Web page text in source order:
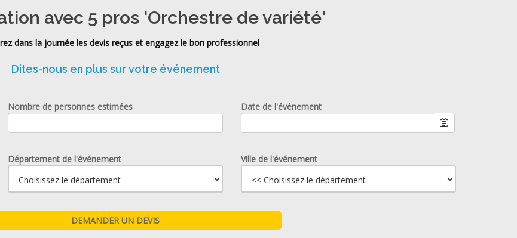
avec 5 pros 'Orchestre de variété'
dans la journée les devis reçus et engagez le bon professionnel
Dites-nous en plus sur votre événement
Nombre de personnes estimées
Date de l'événement
Département de l'événement Ville de l'événement